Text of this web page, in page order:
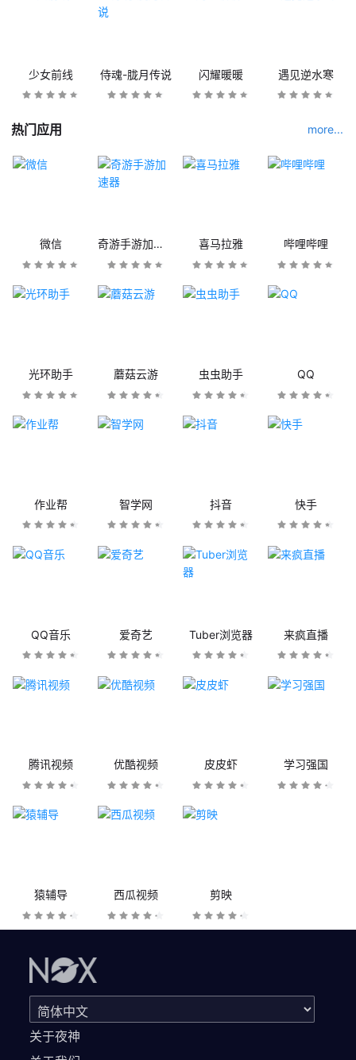
少女前线 侍魂-胧月传说 闪耀暖暖 遇见逆水寒
热门应用 more...
微信 奇游手游加速器 喜马拉雅 哔哩哔哩
光环助手 蘑菇云游 虫虫助手 QQ
作业帮 智学网 抖音 快手
QQ音乐 爱奇艺 Tuber浏览器 来疯直播
腾讯视频 优酷视频 皮皮虾 学习强国
猿辅导 西瓜视频 剪映
关于夜神